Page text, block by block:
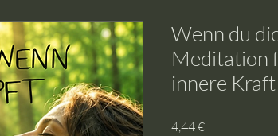
Wenn du
Meditation
innere Kraft
4,44 €Preis